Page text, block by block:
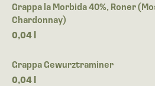
Grappa la Morbida 40%, Roner
Chardonnay)
0,04 l
Grappa Gewurztraminer
0,04 l